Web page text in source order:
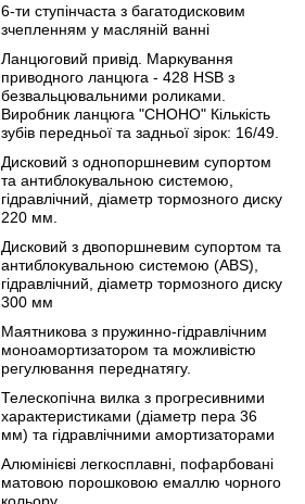
6-ти ступінчаста з багатодисковим
зчепленням у масляній ванні
Ланцюговий привід. Маркування
приводного ланцюга - 428 HSB з
безвальцювальними роликами.
Виробник ланцюга "CHOHO" Кількість
зубів передньої та задньої зірок: 16/49.
Дисковий з однопоршневим супортом
та антиблокувальною системою,
гідравлічний, діаметр тормозного диску
220 мм.
Дисковий з двопоршневим супортом та
антиблокувальною системою (ABS),
гідравлічний, діаметр тормозного диску
300 мм
Маятникова з пружинно-гідравлічним
моноамортизатором та можливістю
регулювання переднатягу.
Телескопічна вилка з прогресивними
характеристиками (діаметр пера 36
мм) та гідравлічними амортизаторами
Алюмінієві легкосплавні, пофарбовані
матовою порошковою емаллю чорного
кольору.